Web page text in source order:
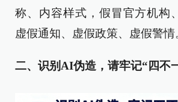
称、内容样式，假冒官方机构
虚假通知、虚假政策、虚假警情
二、识别AI伪造，请牢记“四不